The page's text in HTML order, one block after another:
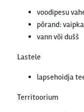
voodipesu
põrand:
vann või dušš
Lastele
lapsehoidja
Territoorium